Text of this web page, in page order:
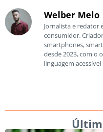
Welber Melo
Jornalista e redator
consumidor.
smartphones,
desde 2023, com o
linguagem